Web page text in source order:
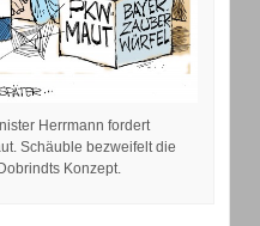
Herrmann fordert
Schäuble bezweifelt die
Konzept.